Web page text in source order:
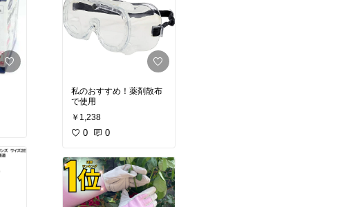
私のおすすめ！薬剤散布
で使用
￥1,238
0 0